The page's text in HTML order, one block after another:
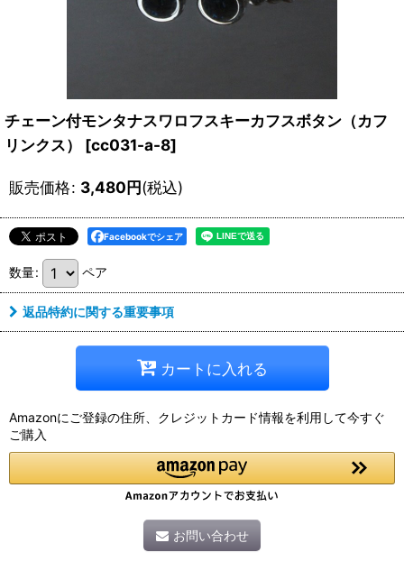
チェーン付モンタナスワロフスキーカフスボタン（カフ
リンクス）
[cc031-a-8]
販売価格: 3,480円(税込)
Facebookでシェア
数量: ペア
返品特約に関する重要事項
カートに入れる
Amazonにご登録の住所、クレジットカード情報を利用して今すぐ
ご購入
お問い合わせ